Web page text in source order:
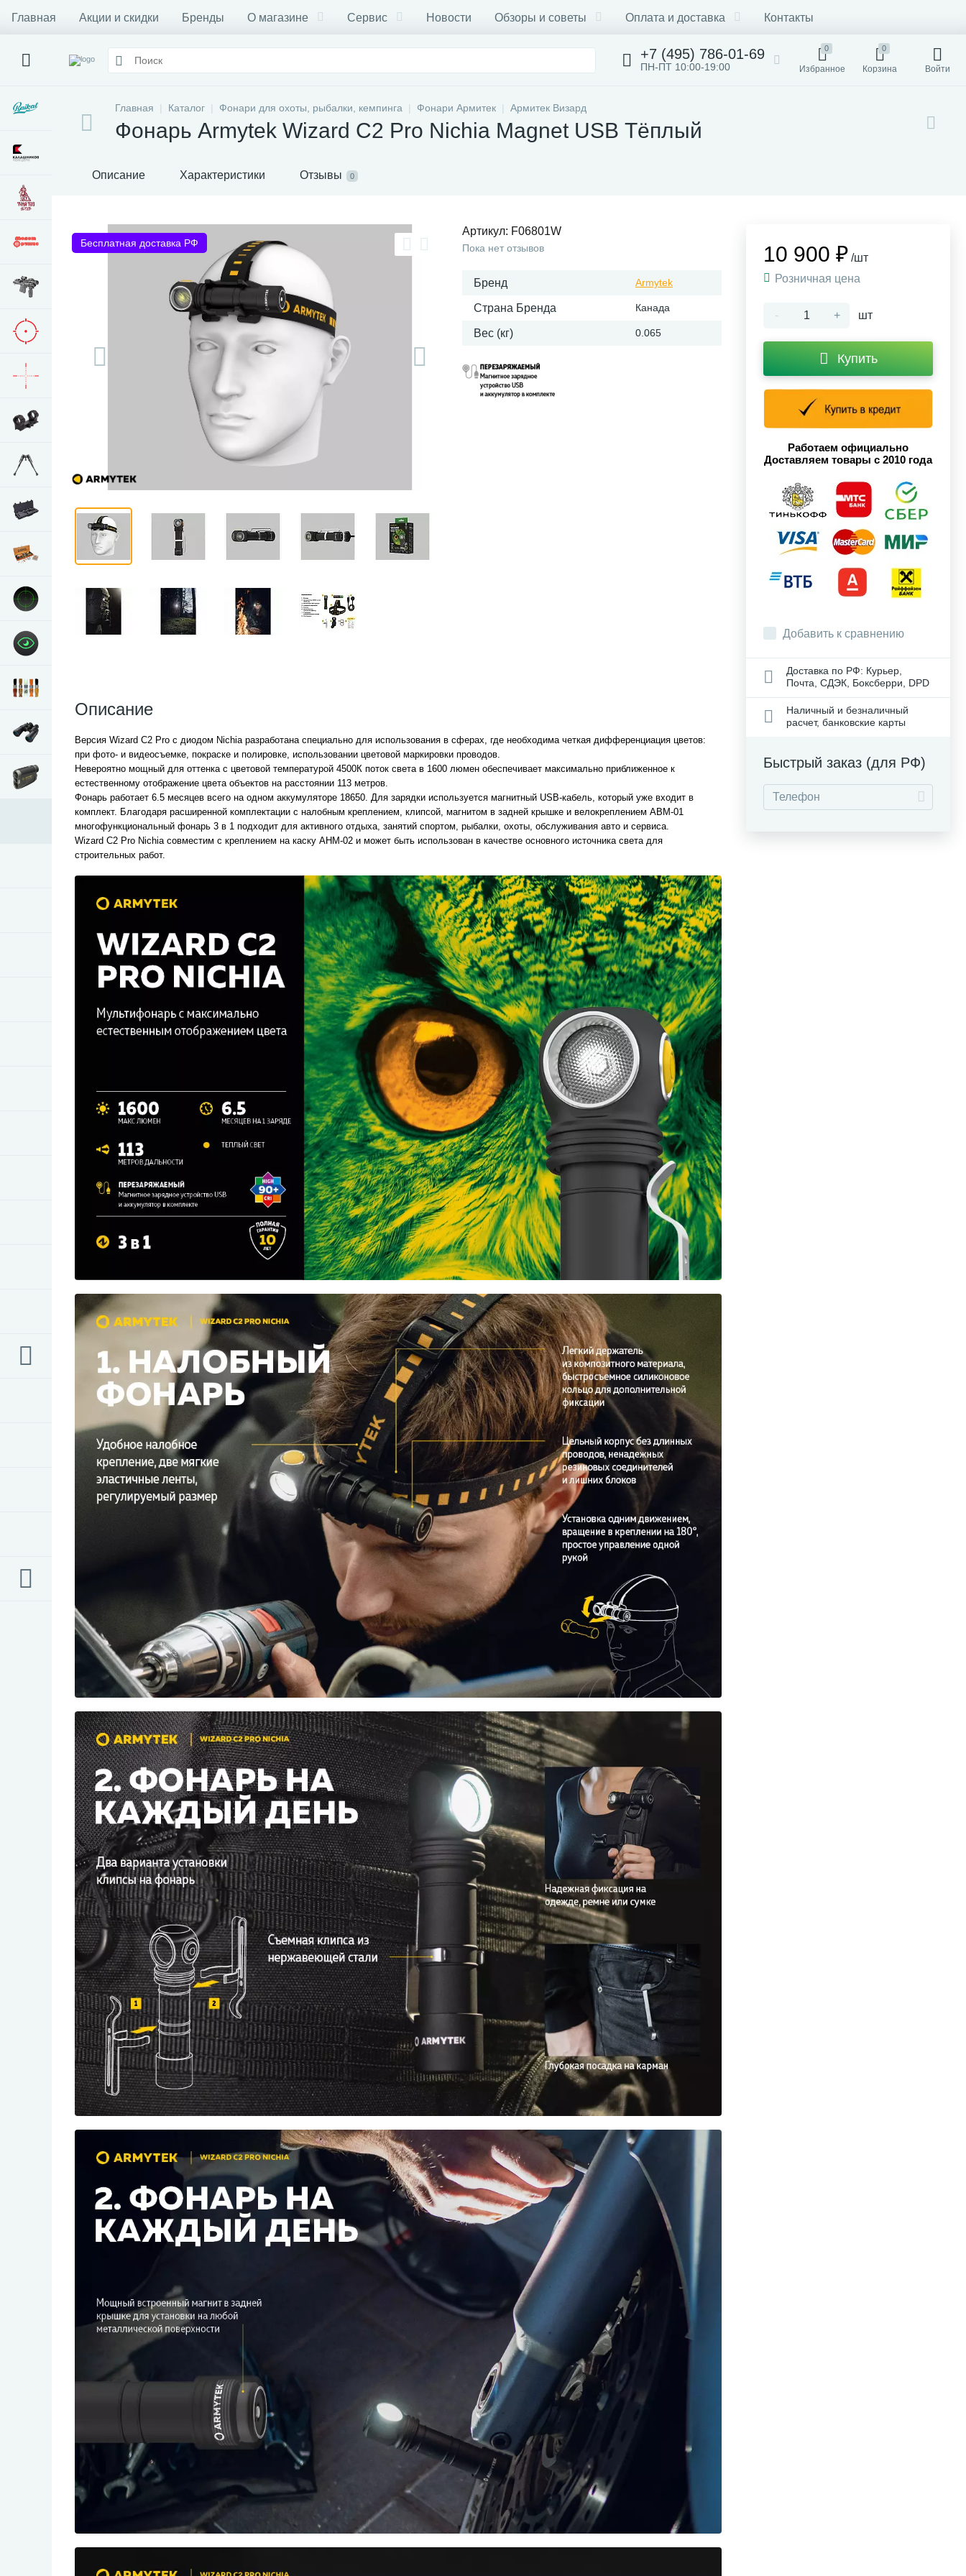
Главная Акции и скидки Бренды О магазине Сервис Новости Обзоры и советы Оплата и доставка Контакты
+7 (495) 786-01-69
ПН-ПТ 10:00-19:00
0
Избранное
0
Корзина Войти
Главная Каталог Фонари для охоты, рыбалки, кемпинга Фонари Армитек Армитек Визард
Фонарь Armytek Wizard C2 Pro Nichia Magnet USB Тёплый
Описание Характеристики Отзывы 0
Бесплатная доставка РФ
Артикул: F06801W
Пока нет отзывов
Бренд Armytek
Страна Бренда Канада
Вес (кг) 0.065
Описание
Версия Wizard C2 Pro с диодом Nichia разработана специально для использования в сферах, где необходима четкая дифференциация цветов:
при фото- и видеосъемке, покраске и полировке, использовании цветовой маркировки проводов.
Невероятно мощный для оттенка с цветовой температурой 4500К поток света в 1600 люмен обеспечивает максимально приближенное к
естественному отображение цвета объектов на расстоянии 113 метров.
Фонарь работает 6.5 месяцев всего на одном аккумуляторе 18650. Для зарядки используется магнитный USB-кабель, который уже входит в
комплект. Благодаря расширенной комплектации с налобным креплением, клипсой, магнитом в задней крышке и велокреплением ABM-01
многофункциональный фонарь 3 в 1 подходит для активного отдыха, занятий спортом, рыбалки, охоты, обслуживания авто и сервиса.
Wizard C2 Pro Nichia совместим с креплением на каску AHM-02 и может быть использован в качестве основного источника света для
строительных работ.
10 900 ₽ /шт
Розничная цена
- + шт
Купить
Работаем официально
Доставляем товары с 2010 года
Добавить к сравнению
Доставка по РФ: Курьер,
Почта, СДЭК, Боксберри, DPD
Наличный и безналичный
расчет, банковские карты
Быстрый заказ (для РФ)